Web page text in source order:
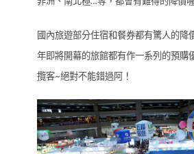
國內旅遊部分住宿和餐券都有驚人的降
年即將開幕的旅館都有作一系列的預購
攬客~絕對不能錯過阿！